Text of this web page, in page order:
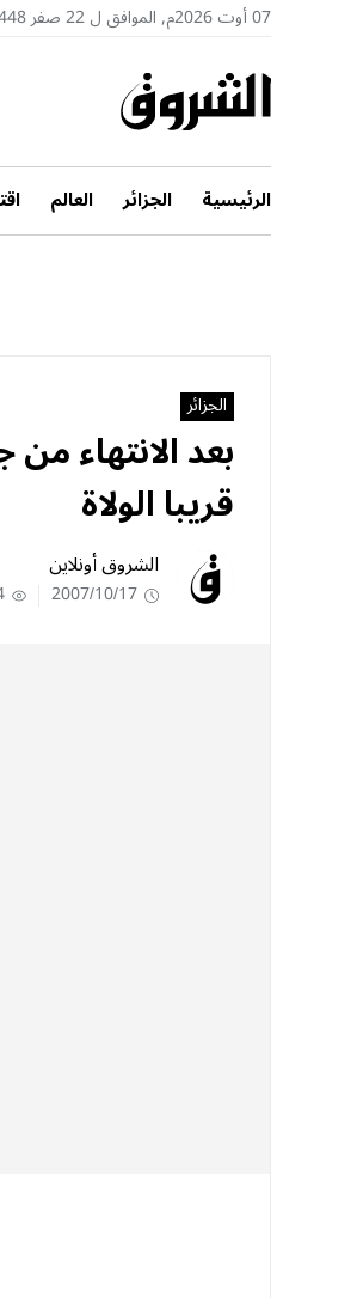
07 أوت 2026م, الموافق ل 22 صفر 1448هـ
الرئيسية الجزائر العالم
الجزائر
بعد الانتهاء
قريبا الولاة
الشروق أونلاين
2007/10/17